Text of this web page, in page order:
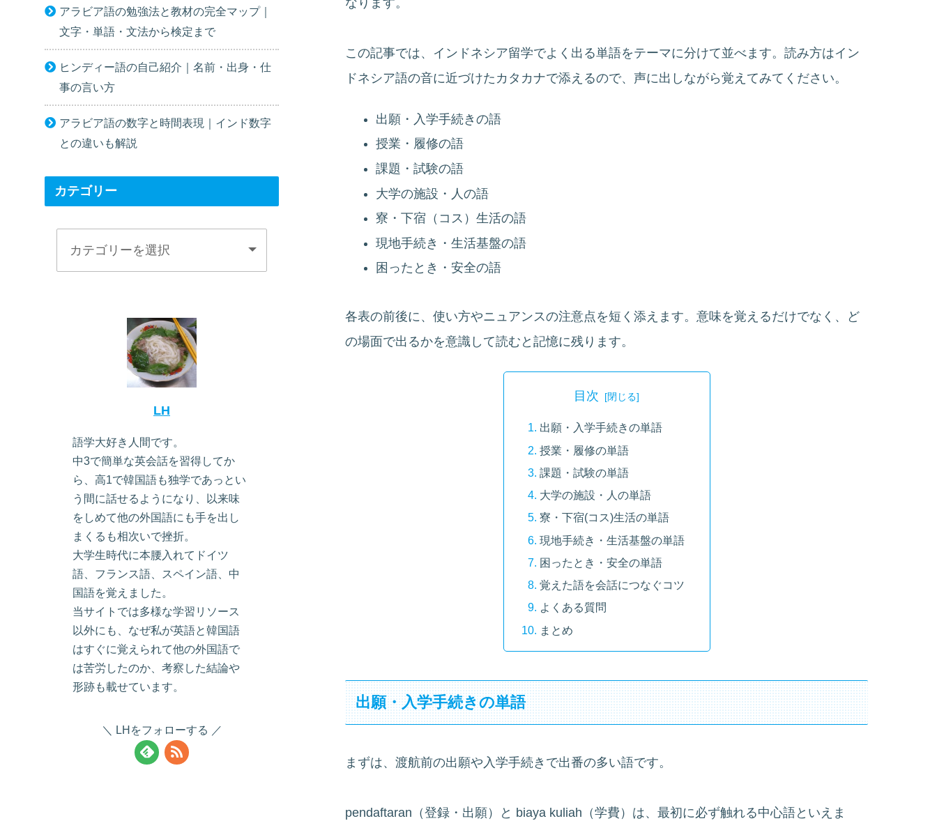
この記事では、インドネシア留学でよく出る単語をテーマに分けて並べます。読み方はイン
ドネシア語の音に近づけたカタカナで添えるので、声に出しながら覚えてみてください。
出願・入学手続きの語
授業・履修の語
課題・試験の語
大学の施設・人の語
寮・下宿（コス）生活の語
現地手続き・生活基盤の語
困ったとき・安全の語
各表の前後に、使い方やニュアンスの注意点を短く添えます。意味を覚えるだけでなく、ど
の場面で出るかを意識して読むと記憶に残ります。
目次
出願・入学手続きの単語
授業・履修の単語
課題・試験の単語
大学の施設・人の単語
寮・下宿(コス)生活の単語
現地手続き・生活基盤の単語
困ったとき・安全の単語
覚えた語を会話につなぐコツ
よくある質問
まとめ
出願・入学手続きの単語
まずは、渡航前の出願や入学手続きで出番の多い語です。
pendaftaran（登録・出願）と biaya kuliah（学費）は、最初に必ず触れる中心語といえま
アラビア語の勉強法と教材の完全マップ｜
文字・単語・文法から検定まで
ヒンディー語の自己紹介｜名前・出身・仕
事の言い方
アラビア語の数字と時間表現｜インド数字
との違いも解説
カテゴリー
LH
語学大好き人間です。
中3で簡単な英会話を習得してか
ら、高1で韓国語も独学であっとい
う間に話せるようになり、以来味
をしめて他の外国語にも手を出し
まくるも相次いで挫折。
大学生時代に本腰入れてドイツ
語、フランス語、スペイン語、中
国語を覚えました。
当サイトでは多様な学習リソース
以外にも、なぜ私が英語と韓国語
はすぐに覚えられて他の外国語で
は苦労したのか、考察した結論や
形跡も載せています。
LHをフォローする